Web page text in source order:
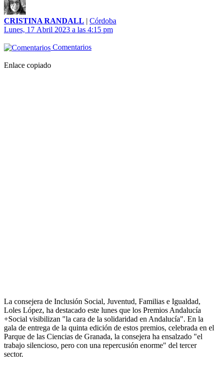
CRISTINA RANDALL | Córdoba
Lunes, 17 Abril 2023 a las 4:15 pm
Comentarios
Enlace copiado
La consejera de Inclusión Social, Juventud, Familias e Igualdad,
Loles López, ha destacado este lunes que los Premios Andalucía
+Social visibilizan "la cara de la solidaridad en Andalucía". En la
gala de entrega de la quinta edición de estos premios, celebrada en el
Parque de las Ciencias de Granada, la consejera ha ensalzado "el
trabajo silencioso, pero con una repercusión enorme" del tercer
sector.